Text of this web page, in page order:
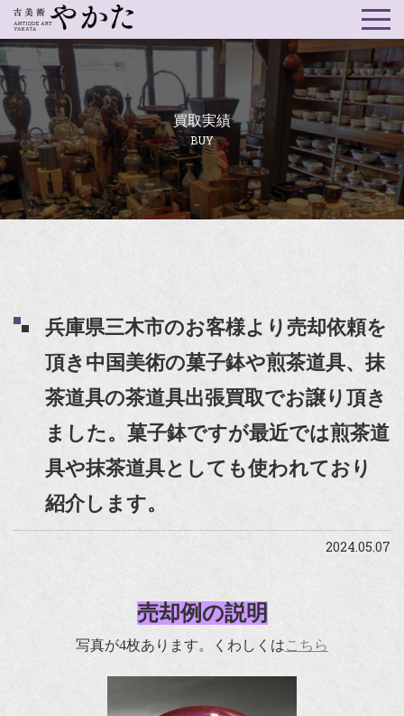
買取実績
BUY
兵庫県三木市のお客様より売却依頼を
頂き中国美術の菓子鉢や煎茶道具、抹
茶道具の茶道具出張買取でお譲り頂き
ました。菓子鉢ですが最近では煎茶道
具や抹茶道具としても使われており
紹介します。
2024.05.07
売却例の説明
写真が4枚あります。くわしくはこちら